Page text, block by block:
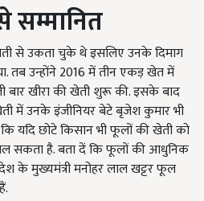
सम्मानित
से उकता चुके थे इसलिए उनके दिमाग
उन्होंने 2016 में तीन एकड़ खेत में
बार खीरा की खेती शुरू की. इसके बाद
में उनके इंजीनियर बेटे बृजेश कुमार भी
यदि छोटे किसान भी फूलों की खेती को
सकता है. बता दें कि फूलों की आधुनिक
के मुख्यमंत्री मनोहर लाल खट्टर फूल